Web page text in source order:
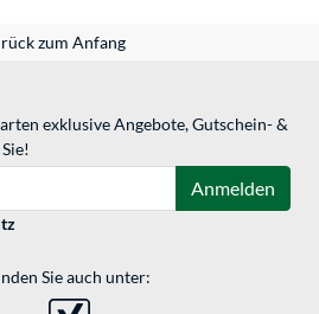
zum Anfang
exklusive Angebote, Gutschein- &
Anmelden
Sie auch unter: